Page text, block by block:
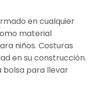
en cualquier
material
niños. Costuras
en su construcción.
bolsa para llevar